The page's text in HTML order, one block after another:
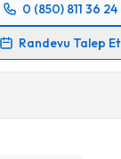
0 (850) 811 36 24
Randevu Talep Et
Talebi